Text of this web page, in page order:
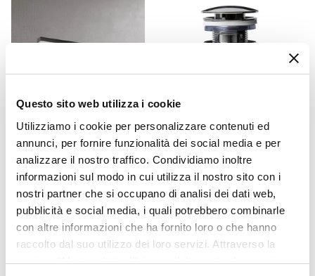
Questo sito web utilizza i cookie
Utilizziamo i cookie per personalizzare contenuti ed
annunci, per fornire funzionalità dei social media e per
analizzare il nostro traffico. Condividiamo inoltre
informazioni sul modo in cui utilizza il nostro sito con i
nostri partner che si occupano di analisi dei dati web,
pubblicità e social media, i quali potrebbero combinarle
con altre informazioni che ha fornito loro o che hanno
raccolto dal suo utilizzo dei loro servizi. Attraverso la
sezione "Mostra dettagli" è possibile gestire le proprie
Incluso
Caratteristiche
Struttura posteriore aperta
Lavorazione
cannettata|Estrazione totale cassetti|
Cassetto sagomato per sifone
Caratteristiche Lavabo
Lavabo
Non incluso
Tipologia Lavabo
Applique LED 30 cm in abs
luce fredda - Light
€ 14,99
Piletta click-clack universale
8,5h cm in ottone cromo
€ 21,00